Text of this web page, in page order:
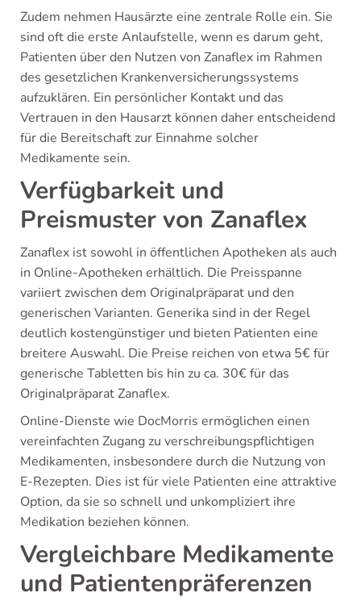
Zudem nehmen Hausärzte eine zentrale Rolle ein. Sie
sind oft die erste Anlaufstelle, wenn es darum geht,
Patienten über den Nutzen von Zanaflex im Rahmen
des gesetzlichen Krankenversicherungssystems
aufzuklären. Ein persönlicher Kontakt und das
Vertrauen in den Hausarzt können daher entscheidend
für die Bereitschaft zur Einnahme solcher
Medikamente sein.
Verfügbarkeit und
Preismuster von Zanaflex
Zanaflex ist sowohl in öffentlichen Apotheken als auch
in Online-Apotheken erhältlich. Die Preisspanne
variiert zwischen dem Originalpräparat und den
generischen Varianten. Generika sind in der Regel
deutlich kostengünstiger und bieten Patienten eine
breitere Auswahl. Die Preise reichen von etwa 5€ für
generische Tabletten bis hin zu ca. 30€ für das
Originalpräparat Zanaflex.
Online-Dienste wie DocMorris ermöglichen einen
vereinfachten Zugang zu verschreibungspflichtigen
Medikamenten, insbesondere durch die Nutzung von
E-Rezepten. Dies ist für viele Patienten eine attraktive
Option, da sie so schnell und unkompliziert ihre
Medikation beziehen können.
Vergleichbare Medikamente
und Patientenpräferenzen